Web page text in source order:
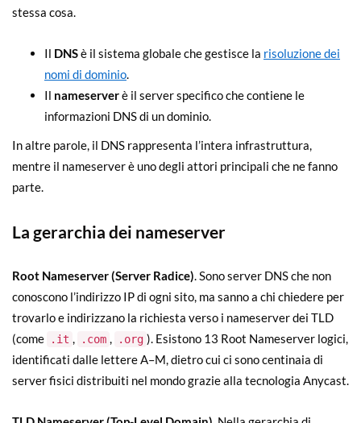
stessa cosa.
Il DNSè il sistema globale che gestisce la risoluzione dei
nomi di dominio.
Il nameserverè il server specifico che contiene le
informazioni DNS di un dominio.
In altre parole, il DNS rappresenta l’intera infrastruttura,
mentre il nameserver è uno degli attori principali che ne fanno
parte.
La gerarchia dei nameserver
Root Nameserver (Server Radice). Sono server DNS che non
conoscono l’indirizzo IP di ogni sito, ma sanno a chi chiedere per
trovarlo e indirizzano la richiesta verso i nameserver dei TLD
(come
.it , .com , .org ). Esistono 13 Root Nameserver logici,
identificati dalle lettere A–M, dietro cui ci sono centinaia di
server fisici distribuiti nel mondo grazie alla tecnologia Anycast.